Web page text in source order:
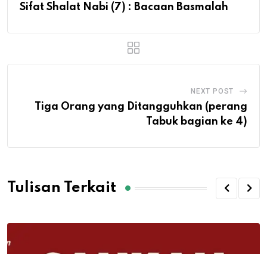
Sifat Shalat Nabi (7) : Bacaan Basmalah
NEXT POST
Tiga Orang yang Ditangguhkan (perang
Tabuk bagian ke 4)
Tulisan Terkait